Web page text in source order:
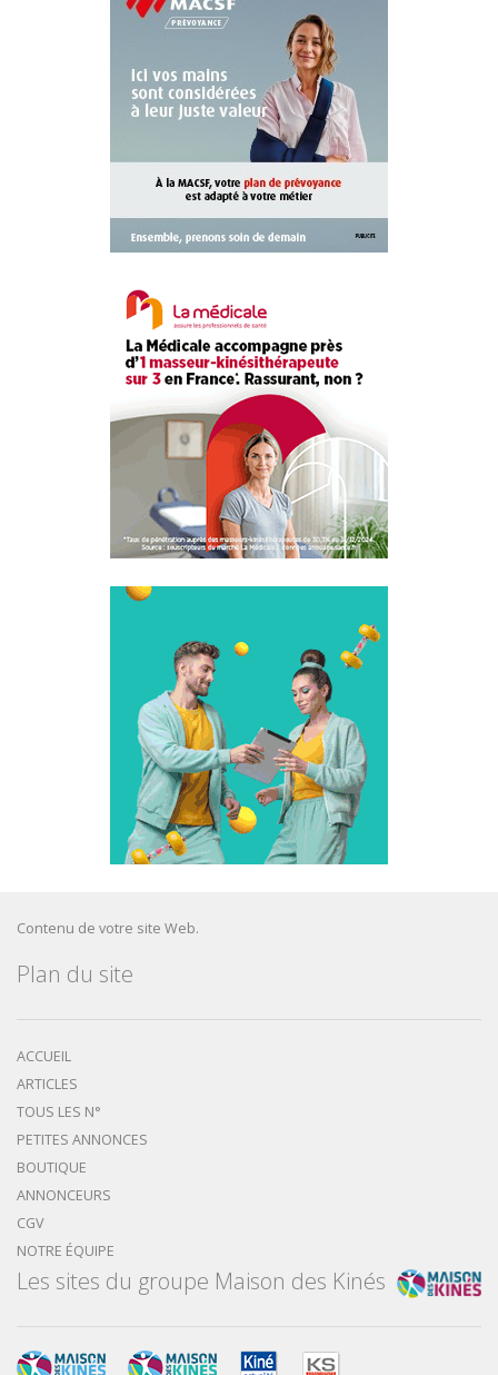
Contenu de votre site Web.
Plan du site
ACCUEIL
ARTICLES
TOUS LES N°
PETITES ANNONCES
BOUTIQUE
ANNONCEURS
CGV
NOTRE ÉQUIPE
Les sites du groupe Maison des Kinés